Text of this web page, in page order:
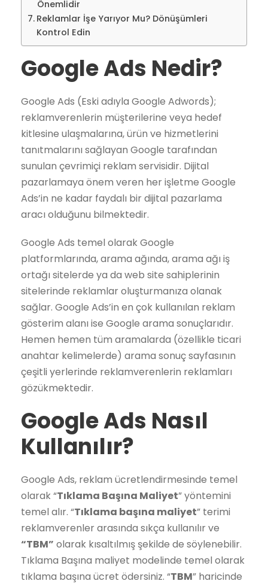
Önemlidir
Reklamlar İşe Yarıyor Mu? Dönüşümleri
Kontrol Edin
Google Ads Nedir?
Google Ads (Eski adıyla Google Adwords);
reklamverenlerin müşterilerine veya hedef
kitlesine ulaşmalarına, ürün ve hizmetlerini
tanıtmalarını sağlayan Google tarafından
sunulan çevrimiçi reklam servisidir. Dijital
pazarlamaya önem veren her işletme Google
Ads’in ne kadar faydalı bir dijital pazarlama
aracı olduğunu bilmektedir.
Google Ads temel olarak Google
platformlarında, arama ağında, arama ağı iş
ortağı sitelerde ya da web site sahiplerinin
sitelerinde reklamlar oluşturmanıza olanak
sağlar. Google Ads’in en çok kullanılan reklam
gösterim alanı ise Google arama sonuçlarıdır.
Hemen hemen tüm aramalarda (özellikle ticari
anahtar kelimelerde) arama sonuç sayfasının
çeşitli yerlerinde reklamverenlerin reklamları
gözükmektedir.
Google Ads Nasıl
Kullanılır?
Google Ads, reklam ücretlendirmesinde temel
olarak “Tıklama Başına Maliyet” yöntemini
temel alır. “Tıklama başına maliyet” terimi
reklamverenler arasında sıkça kullanılır ve
“TBM” olarak kısaltılmış şekilde de söylenebilir.
Tıklama Başına maliyet modelinde temel olarak
tıklama başına ücret ödersiniz. “TBM” haricinde